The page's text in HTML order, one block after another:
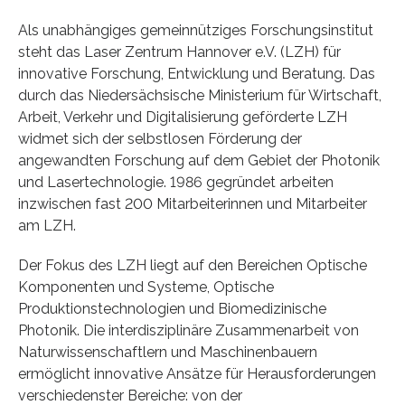
Als unabhängiges gemeinnütziges Forschungsinstitut
steht das Laser Zentrum Hannover e.V. (LZH) für
innovative Forschung, Entwicklung und Beratung. Das
durch das Niedersächsische Ministerium für Wirtschaft,
Arbeit, Verkehr und Digitalisierung geförderte LZH
widmet sich der selbstlosen Förderung der
angewandten Forschung auf dem Gebiet der Photonik
und Lasertechnologie. 1986 gegründet arbeiten
inzwischen fast 200 Mitarbeiterinnen und Mitarbeiter
am LZH.
Der Fokus des LZH liegt auf den Bereichen Optische
Komponenten und Systeme, Optische
Produktionstechnologien und Biomedizinische
Photonik. Die interdisziplinäre Zusammenarbeit von
Naturwissenschaftlern und Maschinenbauern
ermöglicht innovative Ansätze für Herausforderungen
verschiedenster Bereiche: von der